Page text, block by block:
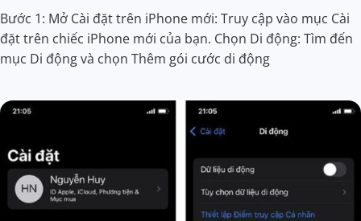
Bước 1: Mở Cài đặt trên iPhone mới: Truy cập vào mục Cài
đặt trên chiếc iPhone mới của bạn. Chọn Di động: Tìm đến
mục Di động và chọn Thêm gói cước di động